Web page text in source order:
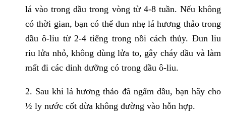
lá vào trong dầu trong vòng từ 4-8 tuần. Nếu không
có thời gian, bạn có thể đun nhẹ lá hương thảo trong
dầu ô-liu từ 2-4 tiếng trong nồi cách thủy. Đun liu
riu lửa nhỏ, không dùng lửa to, gây cháy dầu và làm
mất đi các dinh dưỡng có trong dầu ô-liu.
2. Sau khi lá hương thảo đã ngấm dầu, bạn hãy cho
½ ly nước cốt dừa không đường vào hỗn hợp.